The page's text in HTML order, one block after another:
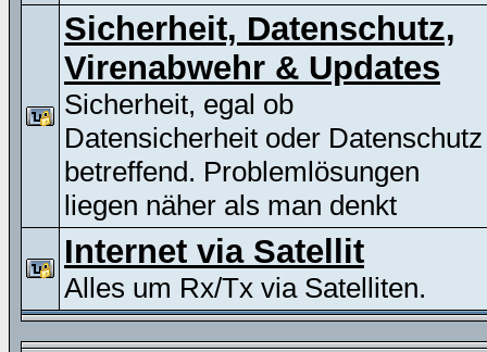
Sicherheit, Datenschutz,
Virenabwehr & Updates
Sicherheit, egal ob
Datensicherheit oder Datenschutz
betreffend. Problemlösungen
liegen näher als man denkt
Internet via Satellit
Alles um Rx/Tx via Satelliten.